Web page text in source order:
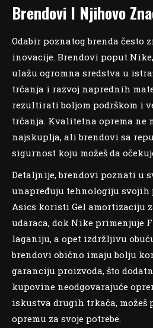
Brendovi I Njihovo
Odabir poznatog brenda često
inovacije. Brendovi poput
ulažu ogromna sredstva u
trčanja i razvoj naprednih
rezultirati boljom podrškom i
trčanja. Kvalitetna oprema ne
najskuplja, ali brendovi sa
sigurnost koju možeš da
Detaljnije, brendovi poznati u
unapređuju tehnologiju svojih
Asics koristi Gel amortizaciju
udaraca, dok Nike primenjuje
laganiju, a opet izdržljivu
brendovi obično imaju bolju
garanciju proizvoda, što
kupovine neodgovarajuće
iskustva drugih trkača, možeš
opremu za svoje potrebe.